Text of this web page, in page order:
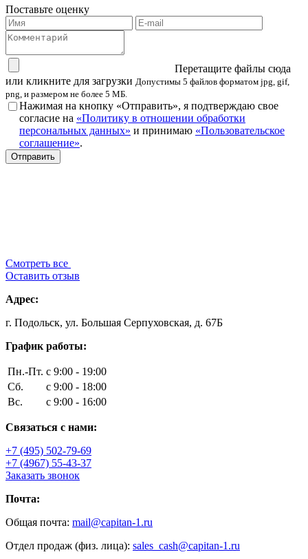
Поставьте оценку
Перетащите файлы сюда
или кликните для загрузки Допустимы 5 файлов форматом jpg, gif,
png, и размером не более 5 МБ.
Нажимая на кнопку «Отправить», я подтверждаю свое
согласие на «Политику в отношении обработки
персональных данных» и принимаю «Пользовательское
соглашение».
Смотреть все
Оставить отзыв
Адрес:
г. Подольск, ул. Большая Серпуховская, д. 67Б
График работы:
Пн.-Пт. с 9:00 - 19:00
Сб.
с 9:00 - 18:00
Вс.
с 9:00 - 16:00
Связаться с нами:
+7 (495) 502-79-69
+7 (4967) 55-43-37
Заказать звонок
Почта:
Общая почта: mail@capitan-1.ru
Отдел продаж (физ. лица): sales_cash@capitan-1.ru